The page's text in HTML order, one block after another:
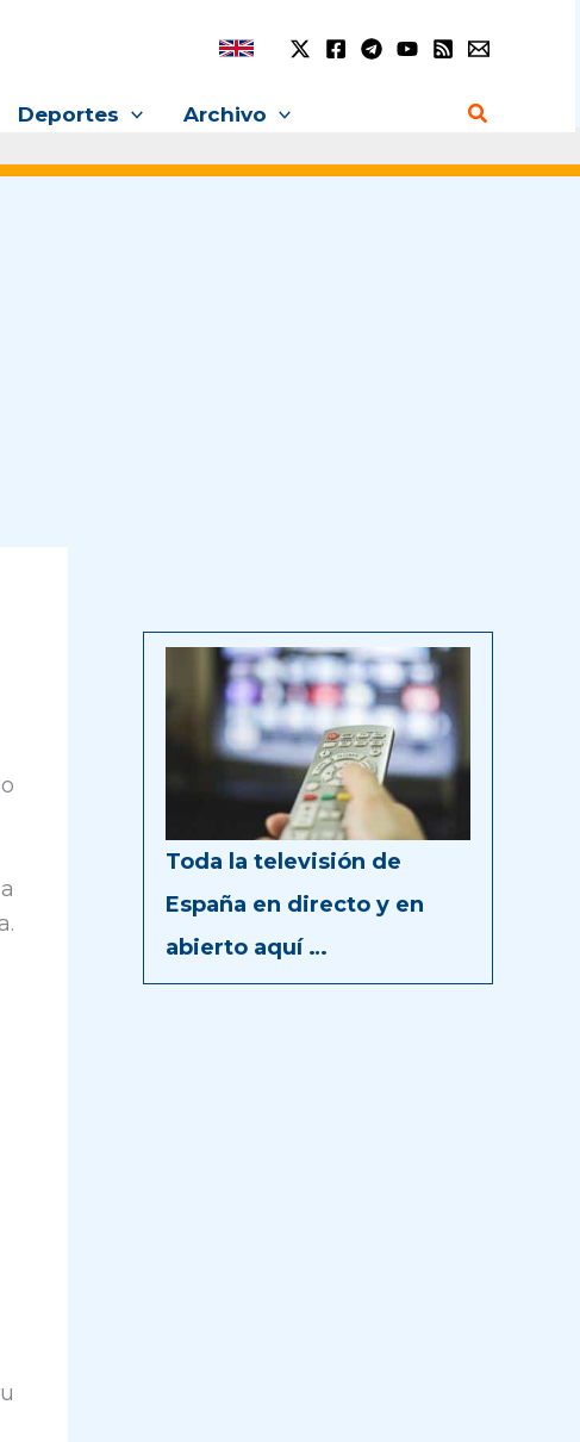
Deportes Archivo Buscar
Toda la televisión de
España en directo y en
abierto aquí …